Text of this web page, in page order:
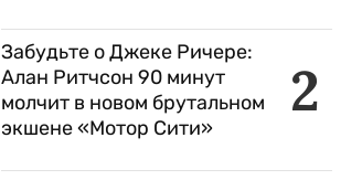
2
Забудьте о Джеке Ричере:
Алан Ритчсон 90 минут
молчит в новом брутальном
экшене «Мотор Сити»